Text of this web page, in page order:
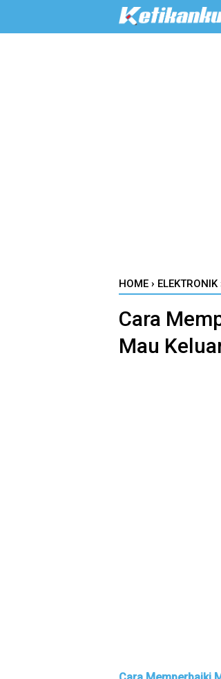
HOME › ELEKTRONIK
Cara
Mau